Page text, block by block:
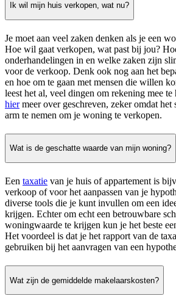
Ik wil mijn huis verkopen, wat nu?
Je moet aan veel zaken denken als je een
Hoe wil gaat verkopen, wat past bij jou?
onderhandelingen in en welke zaken zijn
voor de verkoop. Denk ook nog aan het
en hoe om te gaan met mensen die willen
leest het al, veel dingen om rekening mee te
hiermeer over geschreven, zeker omdat het
arm te nemen om je woning te verkopen.
Wat is de geschatte waarde van mijn woning?
Een taxatie van je huis of appartement is
verkoop of voor het aanpassen van je
diverse tools die je kunt invullen om een
krijgen. Echter om echt een betrouwbare
woningwaarde te krijgen kun je het beste
Het voordeel is dat je het rapport van de
gebruiken bij het aanvragen van een
Wat zijn de gemiddelde makelaarskosten?